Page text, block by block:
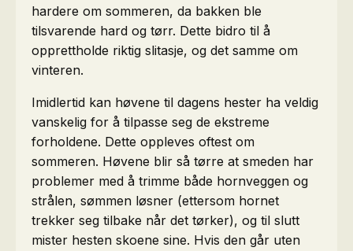
hardere om sommeren, da bakken ble
tilsvarende hard og tørr. Dette bidro til å
opprettholde riktig slitasje, og det samme om
vinteren.
Imidlertid kan høvene til dagens hester ha veldig
vanskelig for å tilpasse seg de ekstreme
forholdene. Dette oppleves oftest om
sommeren. Høvene blir så tørre at smeden har
problemer med å trimme både hornveggen og
strålen, sømmen løsner (ettersom hornet
trekker seg tilbake når det tørker), og til slutt
mister hesten skoene sine. Hvis den går uten